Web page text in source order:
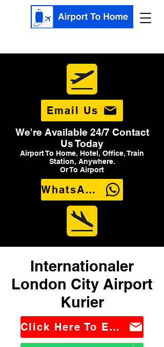
Email Us
We're Available 24/7 Contact
Us Today
Airport To Home, Hotel, Office, Train
Station, Anywhere.
Or To Airport
WhatsApp Us
Internationaler
London City Airport
Kurier
Click Here To Email Us